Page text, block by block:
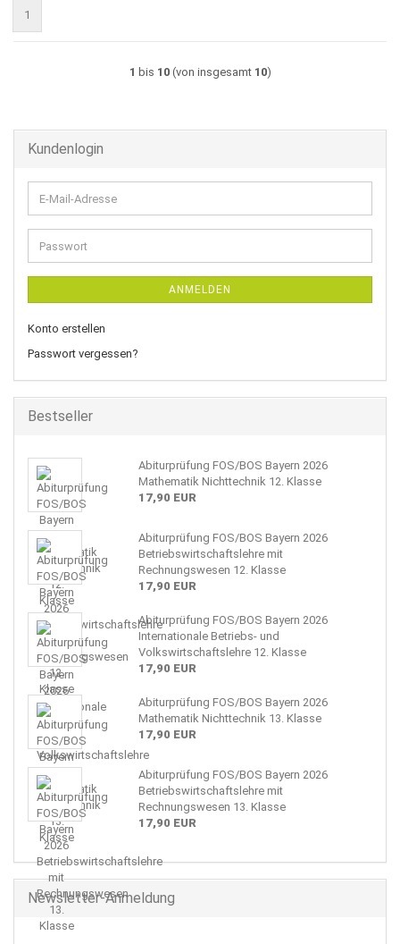
1
1 bis 10(von insgesamt 10)
Kundenlogin
E-
Mail-
Adresse
Passwort
ANMELDEN
Konto erstellen
Passwort vergessen?
Bestseller
Abiturprüfung FOS/BOS Bayern 2026
Mathematik Nichttechnik 12. Klasse
17,90 EUR
Abiturprüfung FOS/BOS Bayern 2026
Betriebswirtschaftslehre mit
Rechnungswesen 12. Klasse
17,90 EUR
Abiturprüfung FOS/BOS Bayern 2026
Internationale Betriebs- und
Volkswirtschaftslehre 12. Klasse
17,90 EUR
Abiturprüfung FOS/BOS Bayern 2026
Mathematik Nichttechnik 13. Klasse
17,90 EUR
Abiturprüfung FOS/BOS Bayern 2026
Betriebswirtschaftslehre mit
Rechnungswesen 13. Klasse
17,90 EUR
Newsletter-Anmeldung